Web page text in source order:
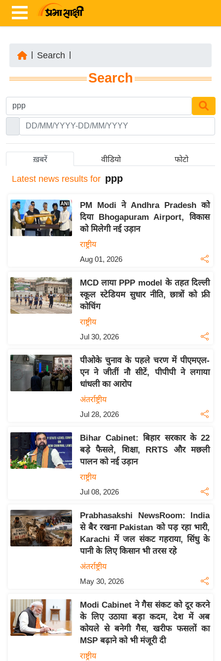
ज़ा
ख
र
ष्ट्री
अं
र्रा
ष्ट्री
य
स
उ
द्यो
ग
त
वि
शे
रा
य
ब
ल
क्रि
के
L
2
0
2
Search
Search
ख़बरें वीडियो फोटो
Latest news results for ppp
PM Modi ने Andhra Pradesh को
दिया Bhogapuram Airport, विकास
को मिलेगी नई उड़ान
राष्ट्रीय
Aug 01, 2026
MCD लाया PPP model के तहत दिल्ली
स्कूल स्टेडियम सुधार नीति, छात्रों को फ्री
कोचिंग
राष्ट्रीय
Jul 30, 2026
पीओके चुनाव के पहले चरण में पीएमएल-
एन ने जीतीं नौ सीटें, पीपीपी ने लगाया
धांधली का आरोप
अंतर्राष्ट्रीय
Jul 28, 2026
Bihar Cabinet: बिहार सरकार के 22
बड़े फैसले, शिक्षा, RRTS और मछली
पालन को नई उड़ान
राष्ट्रीय
Jul 08, 2026
Prabhasakshi NewsRoom: India
से बैर रखना Pakistan को पड़ रहा भारी,
Karachi में जल संकट गहराया, सिंधु के
पानी के लिए किसान भी तरस रहे
अंतर्राष्ट्रीय
May 30, 2026
Modi Cabinet ने गैस संकट को दूर करने
के लिए उठाया बड़ा कदम, देश में अब
कोयले से बनेगी गैस, खरीफ फसलों का
MSP बढ़ाने को भी मंजूरी दी
राष्ट्रीय